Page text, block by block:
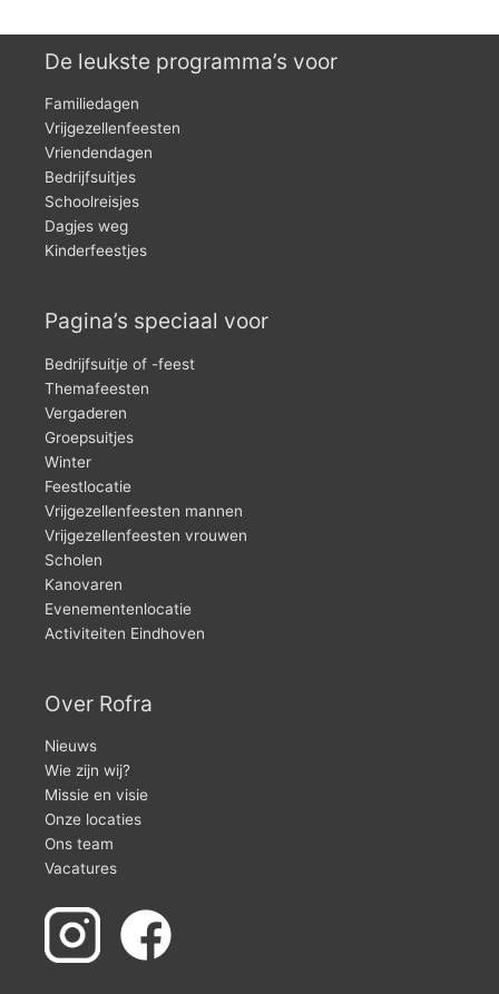
De leukste programma’s voor
Familiedagen
Vrijgezellenfeesten
Vriendendagen
Bedrijfsuitjes
Schoolreisjes
Dagjes weg
Kinderfeestjes
Pagina’s speciaal voor
Bedrijfsuitje of -feest
Themafeesten
Vergaderen
Groepsuitjes
Winter
Feestlocatie
Vrijgezellenfeesten mannen
Vrijgezellenfeesten vrouwen
Scholen
Kanovaren
Evenementenlocatie
Activiteiten Eindhoven
Over Rofra
Nieuws
Wie zijn wij?
Missie en visie
Onze locaties
Ons team
Vacatures